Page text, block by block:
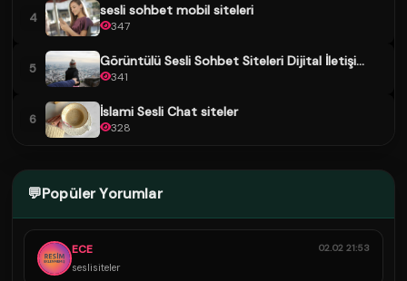
4 sesli sohbet mobil siteleri
347
5 Görüntülü Sesli Sohbet Siteleri Dijital İletişi...
341
6 İslami Sesli Chat siteler
328
💬Popüler Yorumlar
ECE
seslisiteler
02.02 21:53